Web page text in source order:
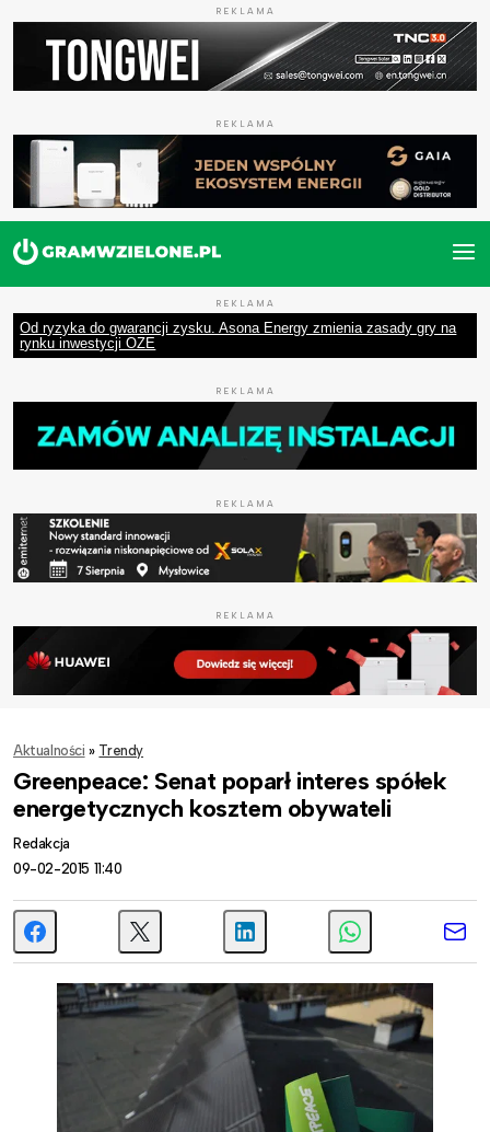
REKLAMA
REKLAMA
REKLAMA
Od ryzyka do gwarancji zysku. Asona Energy zmienia zasady gry na
rynku inwestycji OZE
REKLAMA
REKLAMA
REKLAMA
Aktualności » Trendy
Greenpeace: Senat poparł interes spółek
energetycznych kosztem obywateli
Redakcja
09-02-2015 11:40